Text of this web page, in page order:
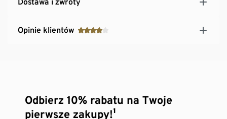
Opinie klientów
Odbierz 10% rabatu na Twoje
pierwsze zakupy!¹